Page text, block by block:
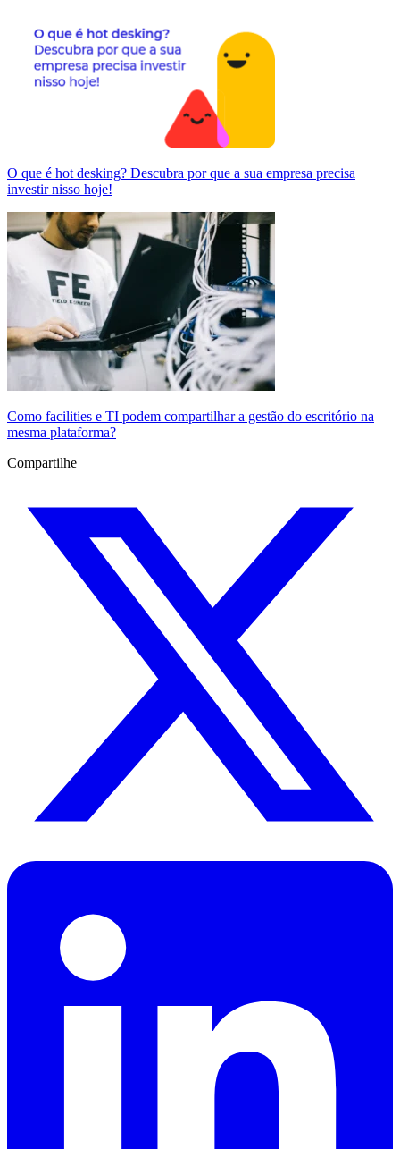
O que é hot desking? Descubra por que a sua empresa precisa
investir nisso hoje!
Como facilities e TI podem compartilhar a gestão do escritório na
mesma plataforma?
Compartilhe